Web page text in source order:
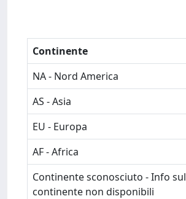
Continente
NA - Nord America
AS - Asia
EU - Europa
AF - Africa
Continente sconosciuto - Info sul
continente non disponibili